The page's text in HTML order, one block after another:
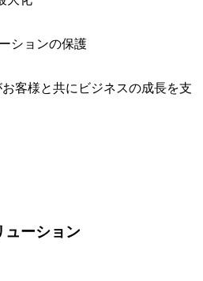
ションの保護
客様と共にビジネスの成長を支
ューション